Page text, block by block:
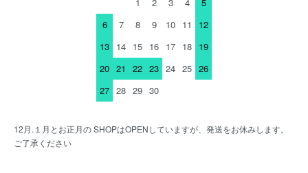
6
7 8 9 10 11
12
13 14 15 16 17 18 19
20 21 22 23 24 25 26
27 28 29 30
12月.１月とお正月の SHOPはOPENしていますが、発送をお休みします。
ご了承ください